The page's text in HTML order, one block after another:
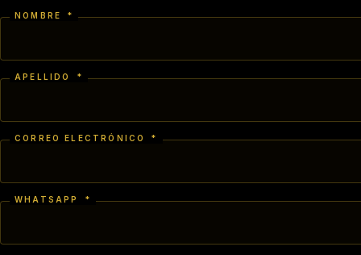
NOMBRE *
APELLIDO *
CORREO ELECTRÓNICO *
WHATSAPP *